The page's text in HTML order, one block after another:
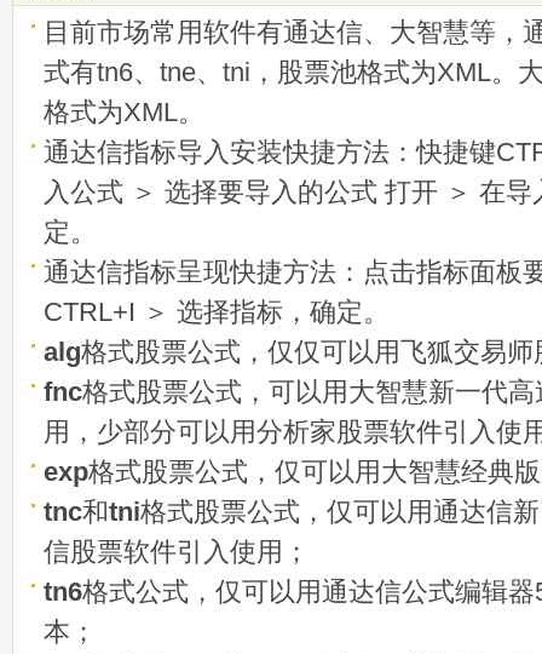
目前市场常用软件有通达信、大智慧等，
式有tn6、tne、tni，股票池格式为XML。
格式为XML。
通达信指标导入安装快捷方法：快捷键
入公式 ＞ 选择要导入的公式 打开 ＞ 在
定。
通达信指标呈现快捷方法：点击指标面板
CTRL+I ＞ 选择指标，确定。
alg格式股票公式，仅仅可以用飞狐交易
fnc格式股票公式，可以用大智慧新一代
用，少部分可以用分析家股票软件引入使
exp格式股票公式，仅可以用大智慧经典
tnc和tni格式股票公式，仅可以用通达信
信股票软件引入使用；
tn6格式公式，仅可以用通达信公式编辑
本；